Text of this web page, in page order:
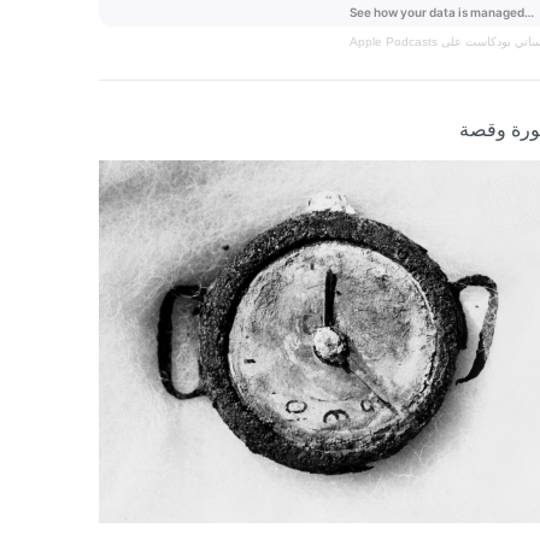
بودكاست على Apple Podcasts
وقصة